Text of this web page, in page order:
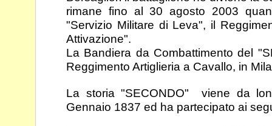
rimane fino al 30 agosto 2003
"Servizio Militare di Leva", il
Attivazione".
La Bandiera da Combattimento del
Reggimento Artiglieria a Cavallo, in
La storia "SECONDO" viene da
Gennaio 1837 ed ha partecipato ai